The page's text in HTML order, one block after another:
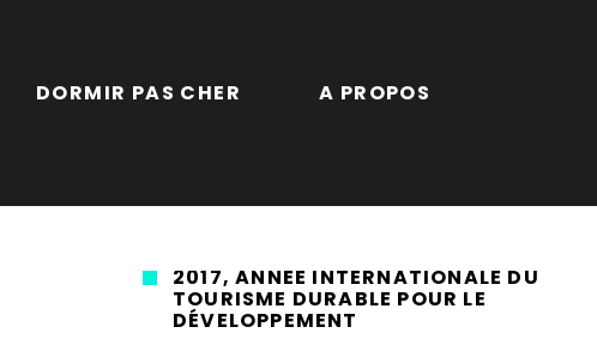
DORMIR PAS CHER A PROPOS
2017, ANNÉE INTERNATIONALE DU
TOURISME DURABLE POUR LE
DÉVELOPPEMENT